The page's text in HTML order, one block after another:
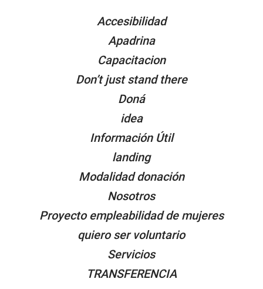
Accesibilidad
Apadrina
Capacitacion
Don’t just stand there
Doná
idea
Información Útil
landing
Modalidad donación
Nosotros
Proyecto empleabilidad de mujeres
quiero ser voluntario
Servicios
TRANSFERENCIA